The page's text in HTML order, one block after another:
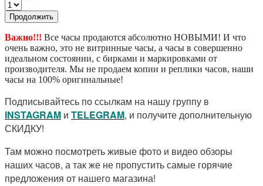
Продолжить
Важно!!! Все часы продаются абсолютно НОВЫМИ! И что
очень важно, это не витринные часы, а часы в совершенно
идеальном состоянии, с бирками и маркировками от
производителя. Мы не продаем копии и реплики часов, наши
часы на 100% оригинальные!
Подписывайтесь по ссылкам на нашу группу в
INSTAGRAM и TELEGRAM, и получите дополнительную
СКИДКУ!
Там можно посмотреть живые фото и видео обзоры
наших часов, а так же не пропустить самые горячие
предложения от нашего магазина!